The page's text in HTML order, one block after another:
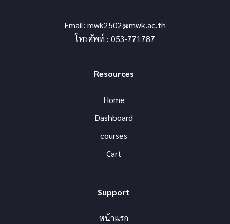
Email: mwk2502@mwk.ac.th
โทรศัพท์ : 053-771787
Resources
Home
Dashboard
courses
Cart
Support
หน้าแรก